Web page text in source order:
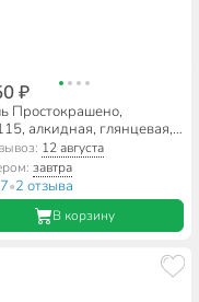
₽
Простокрашено,
алкидная, глянцевая,
2.7 кг12 августа
завтра
•2 отзыва
В корзину